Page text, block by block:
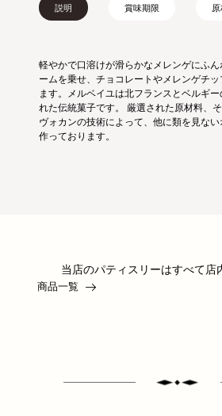
説明 賞味期限
軽やかで口溶けが滑らかなメレンゲにふ
ームを乗せ、チョコレートやメレンゲチ
ます。メルベイユは北フランスとベルギ
れた伝統菓子です。 厳選された原材料、
ヴォカンの技術によって、他に類を見な
作っております。
当店のパティスリーはすべて店
商品一覧